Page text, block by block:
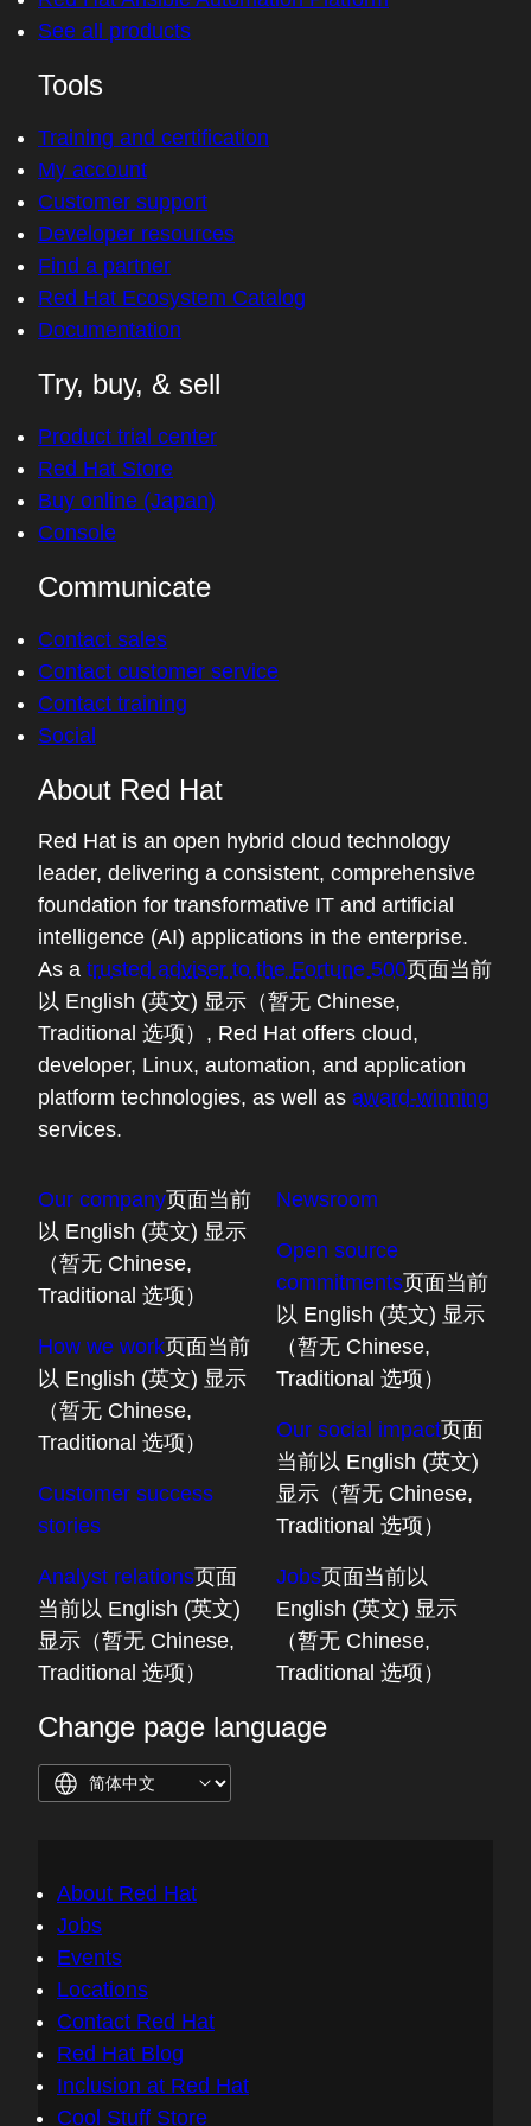
See all products
Tools
Training and certification
My account
Customer support
Developer resources
Find a partner
Red Hat Ecosystem Catalog
Documentation
Try, buy, & sell
Product trial center
Red Hat Store
Buy online (Japan)
Console
Communicate
Contact sales
Contact customer service
Contact training
Social
About Red Hat
Red Hat is an open hybrid cloud technology
leader, delivering a consistent, comprehensive
foundation for transformative IT and artificial
intelligence (AI) applications in the enterprise.
As a trusted adviser to the Fortune 500页面当前
以 English (英文) 显示（暂无 Chinese,
Traditional 选项） , Red Hat offers cloud,
developer, Linux, automation, and application
platform technologies, as well as award-winning
services.
Our company页面当前
以 English (英文) 显示
（暂无 Chinese,
Traditional 选项）
How we work页面当前
以 English (英文) 显示
（暂无 Chinese,
Traditional 选项）
Customer success
stories
Analyst relations页面
当前以 English (英文)
显示（暂无 Chinese,
Traditional 选项）
Newsroom
Open source
commitments页面当前
以 English (英文) 显示
（暂无 Chinese,
Traditional 选项）
Our social impact页面
当前以 English (英文)
显示（暂无 Chinese,
Traditional 选项）
Jobs页面当前以
English (英文) 显示
（暂无 Chinese,
Traditional 选项）
Change page language
About Red Hat
Jobs
Events
Locations
Contact Red Hat
Red Hat Blog
Inclusion at Red Hat
Cool Stuff Store